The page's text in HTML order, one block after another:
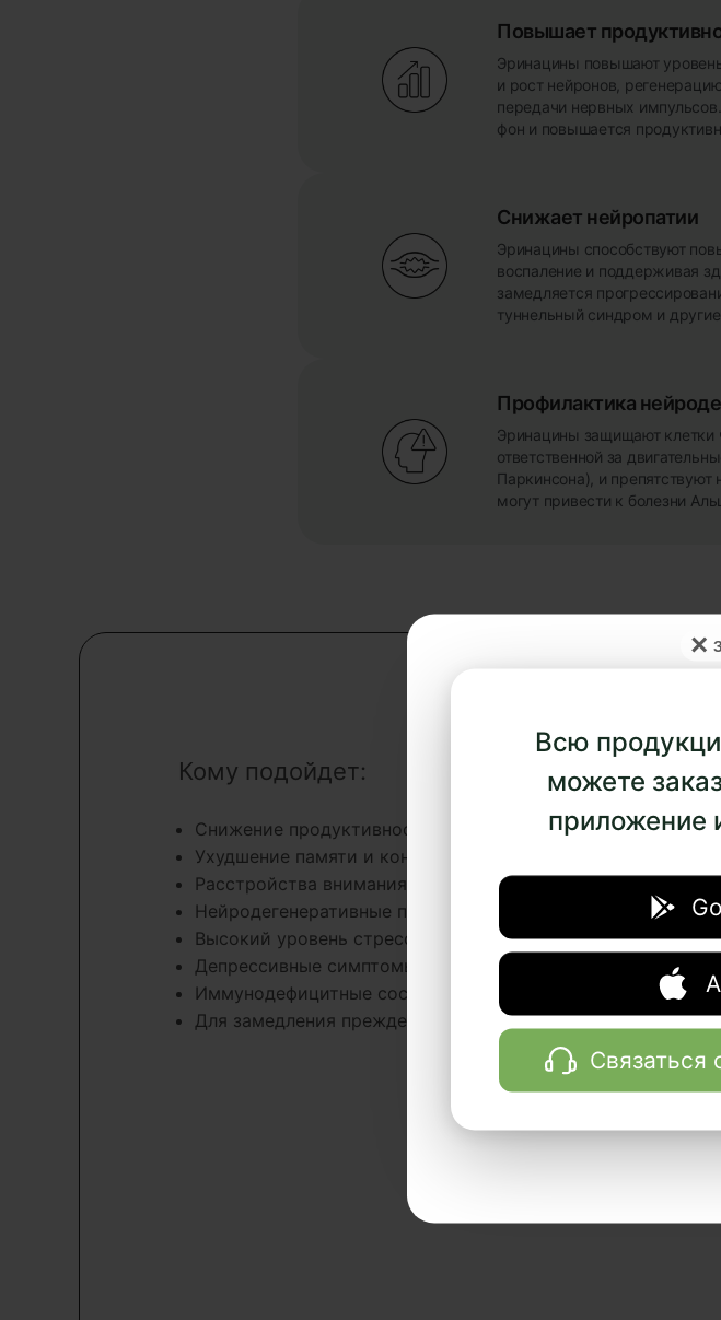
Всю
можете
приложение
Связаться
×
Повышает
Эринацины повышают
и рост нейронов,
передачи нервных
фон и повышается
Снижает нейропатии
Эринацины способствуют
воспаление и поддерживая
замедляется
туннельный синдром и
Профилактика
Эринацины защищают клетки
ответственной за
Паркинсона), и
могут привести к болезни
Кому подойдет:
Снижение продуктивности, апатия
Ухудшение памяти и концентрации
Расстройства внимания
Нейродегенеративные процессы
Высокий уровень стресса
Депрессивные симптомы
Иммунодефицитные состояния
Для замедления преждевременного старения